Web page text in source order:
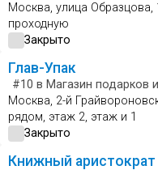
Москва, улица Образцова,
проходную
Закрыто
Глав-Упак
#10 в Магазин подарков
Москва, 2-й
рядом, этаж 2, этаж и 1
Закрыто
Книжный аристократ